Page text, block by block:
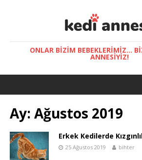
ONLAR BIZIM BEBEKLERIMIZ...
ANNESIYIZ!
Ay: Ağustos 2019
Erkek Kedilerde
25 Ağustos 2019 bihter